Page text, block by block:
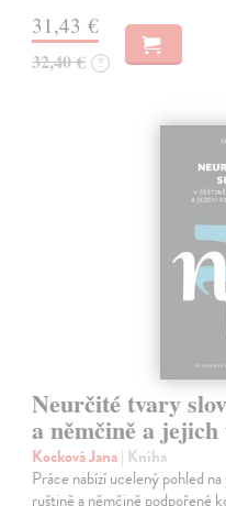
31,43 €
32,40 € ?
Neurčité tvary
a němčině a
Kocková Jana| Kniha
Práce nabízí ucelený pohled
ruštině a němčině podpořené